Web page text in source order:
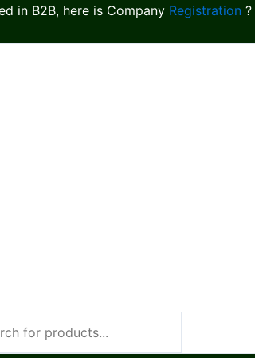
in B2B, here is Company Registration?